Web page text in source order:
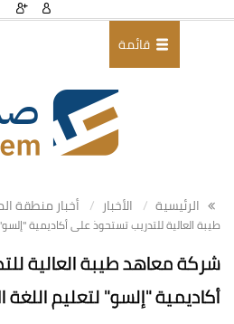
قائمة
الرئيسية الأخبار أخبار منطقة
طيبة العالية للتدريب تستحوذ على أكاديمية "إلسو"
شركة معاهد طيبة العالية
أكاديمية "إلسو" لتعليم اللغة